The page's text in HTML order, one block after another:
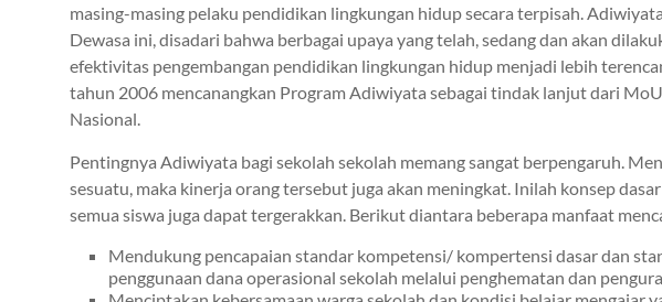
masing-masing pelaku pendidikan lingkungan hidup secara terpisah.
Dewasa ini, disadari bahwa berbagai upaya yang telah, sedang dan akan
efektivitas pengembangan pendidikan lingkungan hidup menjadi lebih
tahun 2006 mencanangkan Program Adiwiyata sebagai tindak lanjut dari
Nasional.
Pentingnya Adiwiyata bagi sekolah sekolah memang sangat berpengaruh.
sesuatu, maka kinerja orang tersebut juga akan meningkat. Inilah konsep
semua siswa juga dapat tergerakkan. Berikut diantara beberapa manfaat
Mendukung pencapaian standar kompetensi/ kompertensi dasar dan
penggunaan dana operasional sekolah melalui penghematan dan